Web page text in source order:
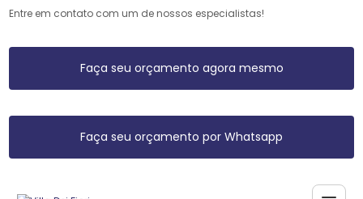
Entre em contato com um de nossos especialistas!
Faça seu orçamento agora mesmo
Faça seu orçamento por Whatsapp